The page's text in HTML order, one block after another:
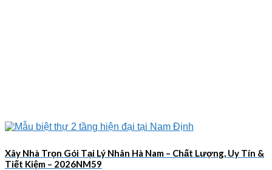
Xây Nhà Trọn Gói Tại Lý Nhân Hà Nam – Chất Lượng, Uy Tín &
Tiết Kiệm – 2026NM59